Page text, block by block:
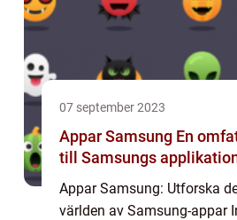
07 september 2023
Appar Samsung En omfattande guide
till Samsungs
Appar Samsung: Utforska
världen av Samsung-appar